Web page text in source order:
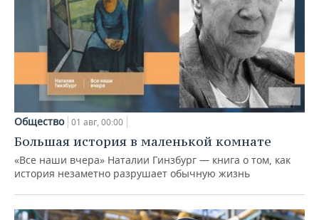
Общество 01 авг, 00:00
Большая история в маленькой комнате
«Все наши вчера» Наталии Гинзбург — книга о том, как
история незаметно разрушает обычную жизнь